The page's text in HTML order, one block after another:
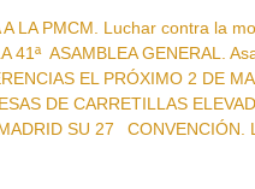
A LA PMCM. Luchar contra la
41ª ASAMBLEA GENERAL.
EL PRÓXIMO 2 DE
DE CARRETILLAS
SU 27 CONVENCIÓN.